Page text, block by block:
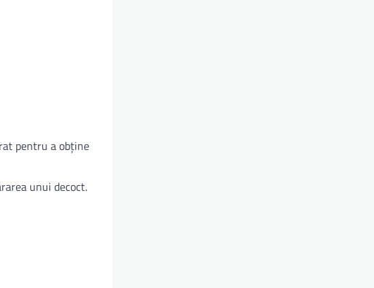
pentru a obține
unui decoct.